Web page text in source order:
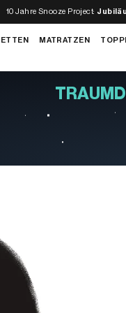
10 Jahre Snooze Project:
MATRATZEN